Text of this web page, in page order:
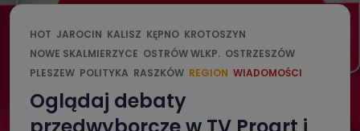
HOT JAROCIN KALISZ KĘPNO KROTOSZYN
NOWE SKALMIERZYCE OSTRÓW WLKP. OSTRZESZÓW
PLESZEW POLITYKA RASZKÓW REGION WIADOMOŚCI
Oglądaj debaty